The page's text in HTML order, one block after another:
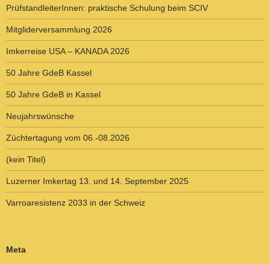
PrüfstandleiterInnen: praktische Schulung beim SCIV
Mitgliderversammlung 2026
Imkerreise USA – KANADA 2026
50 Jahre GdeB Kassel
50 Jahre GdeB in Kassel
Neujahrswünsche
Züchtertagung vom 06.-08.2026
(kein Titel)
Luzerner Imkertag 13. und 14. September 2025
Varroaresistenz 2033 in der Schweiz
Meta